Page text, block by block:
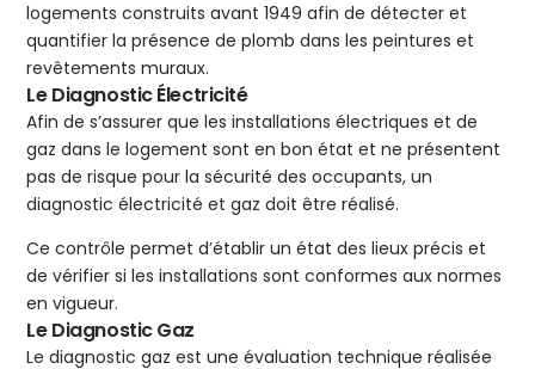
logements construits avant 1949 afin de détecter et
quantifier la présence de plomb dans les peintures et
revêtements muraux.
Le Diagnostic Électricité
Afin de s’assurer que les installations électriques et de
gaz dans le logement sont en bon état et ne présentent
pas de risque pour la sécurité des occupants, un
diagnostic électricité et gaz doit être réalisé.
Ce contrôle permet d’établir un état des lieux précis et
de vérifier si les installations sont conformes aux normes
en vigueur.
Le Diagnostic Gaz
Le diagnostic gaz est une évaluation technique réalisée